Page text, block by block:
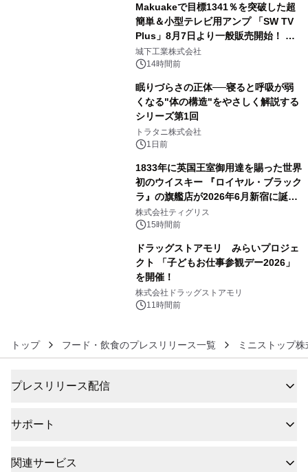
Makuakeで目標1341％を突破した超
簡単＆小型テレビ用アンプ 「SW TV
Plus」8月7日より一般販売開始！ ケ
ーブル1本つなぐだけ、テレビの音が
ぐっと豊かに
城下工業株式会社
14時間前
眠りづらさの正体──寝ると呼吸が弱
くなる"体の構造"をやさしく解説する
シリーズ第1回
トラタニ株式会社
1日前
1833年に英国王室御用達を賜った世界
初のウイスキー 『ロイヤル・ブラック
ラ』の旗艦店が2026年6月新宿に誕
生 バカルディ ジャパンと連携した
没入型バー「BAR Arca」
株式会社ティグリス
15時間前
ドラッグストアモリ みらいプロジェ
クト 「子どもお仕事参観デー2026」
を開催！
株式会社ドラッグストアモリ
11時間前
トップ フード・飲食のプレスリリース一覧 ミニストップ
プレスリリース配信
サポート
関連サービス